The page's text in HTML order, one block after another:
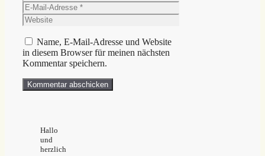
E-
Mail-
Adresse
Website
Name, E-Mail-Adresse und Website
in diesem Browser für meinen nächsten
Kommentar speichern.
Hallo
und
herzlich